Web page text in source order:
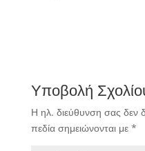
Υποβολή
Η ηλ. διεύθυνση σας δεν
πεδία σημειώνονται με *